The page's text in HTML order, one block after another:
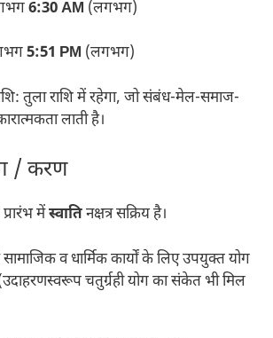
6:30 AM (लगभग)
5:51 PM (लगभग)
तुला राशि में रहेगा, जो संबंध-मेल-समाज-
लाती है।
/ करण
मेंस्वातिनक्षत्र सक्रिय है।
व धार्मिक कार्यों के लिए उपयुक्त योग
चतुर्ग्रही योग का संकेत भी मिल